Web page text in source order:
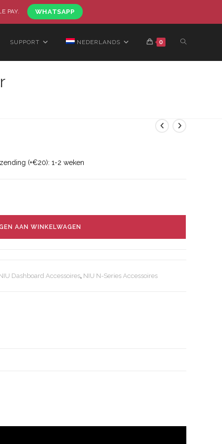
PAY. WHATSAPP
SUPPORT NEDERLANDS 0
(+€20): 1-2 weken
AAN WINKELWAGEN
Dashboard Accessoires, NIU N-Series Accessoires